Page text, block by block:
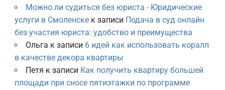
Можно ли судиться без юриста - Юридические
услуги в Смоленскек записи Подача в суд онлайн
без участия юриста: удобство и преимущества
Ольга к записи 6 идей как использовать коралл
в качестве декора квартиры
Петя к записи Как получить квартиру большей
площади при сносе пятиэтажки по программе